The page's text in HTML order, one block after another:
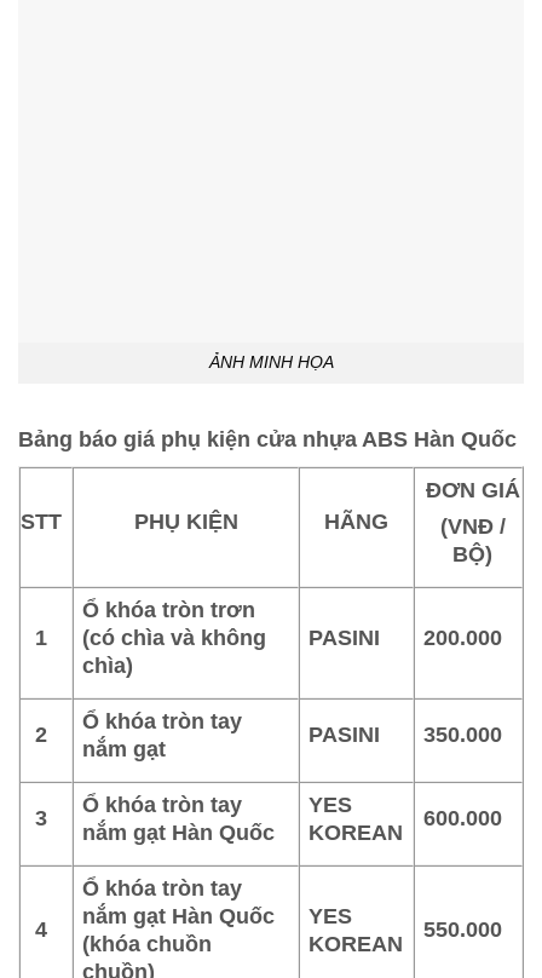
ẢNH MINH HỌA
Bảng báo giá phụ kiện cửa nhựa ABS Hàn Quốc
STT PHỤ KIỆN HÃNG
ĐƠN GIÁ
(VNĐ /
BỘ)
1
Ổ khóa tròn trơn
(có chìa và không
chìa)
PASINI 200.000
2
Ổ khóa tròn tay
nắm gạt
PASINI 350.000
3
Ổ khóa tròn tay
nắm gạt Hàn Quốc
YES
KOREAN
600.000
4
Ổ khóa tròn tay
nắm gạt Hàn Quốc
(khóa chuồn
chuồn)
YES
KOREAN
550.000